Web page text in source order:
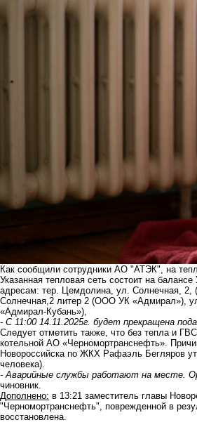
Как сообщили сотрудники АО "АТЭК", на
Указанная тепловая сеть состоит на
адресам: тер. Цемдолина, ул. Солнечная,
Солнечная,2 литер 2 (ООО УК «Адмирал»),
«Адмирал-Кубань»),
- С 11:00 14.11.2025г. будет прекращена
Следует отметить также, что без тепла и
котельной АО «Черномортранснефть».
Новороссийска по ЖКХ Рафаэль Бегляров
человека).
- Аварийные службы работают на месте.
чиновник.
Дополнено: в 13:21 заместитель главы
"Черномортранснефть", поврежденной в
восстановлена.